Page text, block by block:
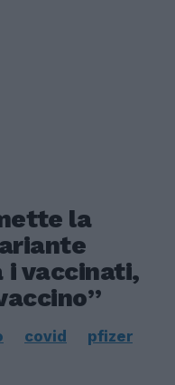
la
i vaccinati,
covid
pfizer